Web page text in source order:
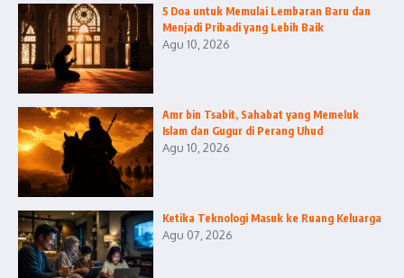
5 Doa untuk Memulai Lembaran Baru dan
Menjadi Pribadi yang Lebih Baik
Agu 10, 2026
Amr bin Tsabit, Sahabat yang Memeluk
Islam dan Gugur di Perang Uhud
Agu 10, 2026
Ketika Teknologi Masuk ke Ruang Keluarga
Agu 07, 2026